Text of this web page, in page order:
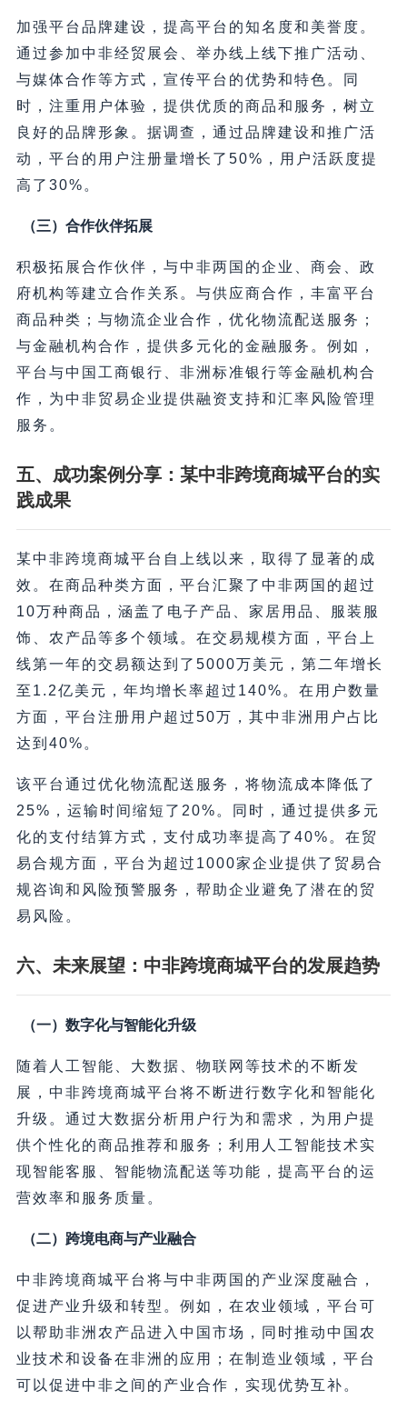
加强平台品牌建设，提高平台的知名度和美誉度。
通过参加中非经贸展会、举办线上线下推广活动、
与媒体合作等方式，宣传平台的优势和特色。同
时，注重用户体验，提供优质的商品和服务，树立
良好的品牌形象。据调查，通过品牌建设和推广活
动，平台的用户注册量增长了50%，用户活跃度提
高了30%。
（三）合作伙伴拓展
积极拓展合作伙伴，与中非两国的企业、商会、政
府机构等建立合作关系。与供应商合作，丰富平台
商品种类；与物流企业合作，优化物流配送服务；
与金融机构合作，提供多元化的金融服务。例如，
平台与中国工商银行、非洲标准银行等金融机构合
作，为中非贸易企业提供融资支持和汇率风险管理
服务。
五、成功案例分享：某中非跨境商城平台的实
践成果
某中非跨境商城平台自上线以来，取得了显著的成
效。在商品种类方面，平台汇聚了中非两国的超过
10万种商品，涵盖了电子产品、家居用品、服装服
饰、农产品等多个领域。在交易规模方面，平台上
线第一年的交易额达到了5000万美元，第二年增长
至1.2亿美元，年均增长率超过140%。在用户数量
方面，平台注册用户超过50万，其中非洲用户占比
达到40%。
该平台通过优化物流配送服务，将物流成本降低了
25%，运输时间缩短了20%。同时，通过提供多元
化的支付结算方式，支付成功率提高了40%。在贸
易合规方面，平台为超过1000家企业提供了贸易合
规咨询和风险预警服务，帮助企业避免了潜在的贸
易风险。
六、未来展望：中非跨境商城平台的发展趋势
（一）数字化与智能化升级
随着人工智能、大数据、物联网等技术的不断发
展，中非跨境商城平台将不断进行数字化和智能化
升级。通过大数据分析用户行为和需求，为用户提
供个性化的商品推荐和服务；利用人工智能技术实
现智能客服、智能物流配送等功能，提高平台的运
营效率和服务质量。
（二）跨境电商与产业融合
中非跨境商城平台将与中非两国的产业深度融合，
促进产业升级和转型。例如，在农业领域，平台可
以帮助非洲农产品进入中国市场，同时推动中国农
业技术和设备在非洲的应用；在制造业领域，平台
可以促进中非之间的产业合作，实现优势互补。